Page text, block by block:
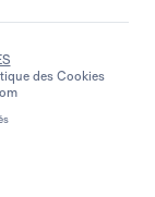
des Cookies